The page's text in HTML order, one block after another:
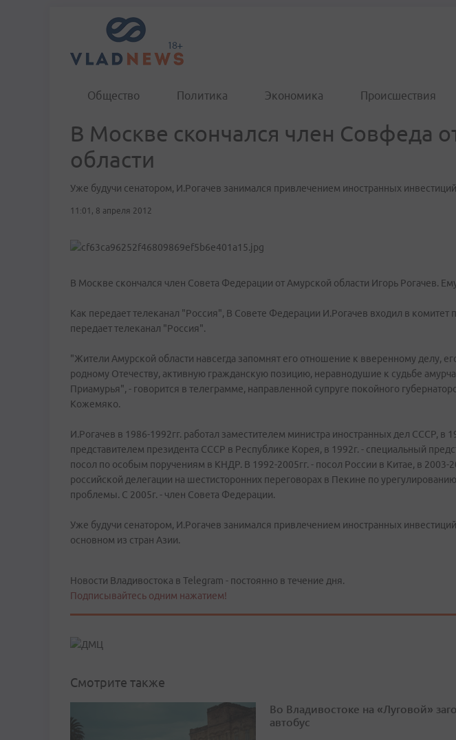
Общество Политика Экономика Происшествия
В Москве скончался член Совфеда
области
Уже будучи сенатором, И.Рогачев занимался привлечением иностранных
11:01, 8 апреля 2012
В Москве скончался член Совета Федерации от Амурской области Игорь Рогачев.
Как передает телеканал "Россия", В Совете Федерации И.Рогачев входил в
передает телеканал "Россия".
"Жители Амурской области навсегда запомнят его отношение к вверенному делу,
родному Отечеству, активную гражданскую позицию, неравнодушие к судьбе
Приамурья", - говорится в телеграмме, направленной супруге покойного
Кожемяко.
И.Рогачев в 1986-1992гг. работал заместителем министра иностранных дел СССР, в
представителем президента СССР в Республике Корея, в 1992г. - специальный
посол по особым поручениям в КНДР. В 1992-2005гг. - посол России в Китае, в 2003-
российской делегации на шестисторонних переговорах в Пекине по
проблемы. С 2005г. - член Совета Федерации.
Уже будучи сенатором, И.Рогачев занимался привлечением иностранных
основном из стран Азии.
Новости Владивостока в Telegram - постоянно в течение дня.
Подписывайтесь одним нажатием!
Смотрите также
Во Владивостоке на «Луговой»
автобус